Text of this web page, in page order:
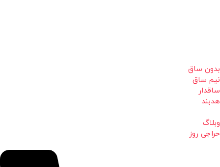
بدون ساق
نیم ساق
ساقدار
هدبند
وبلاگ
حراجی روز